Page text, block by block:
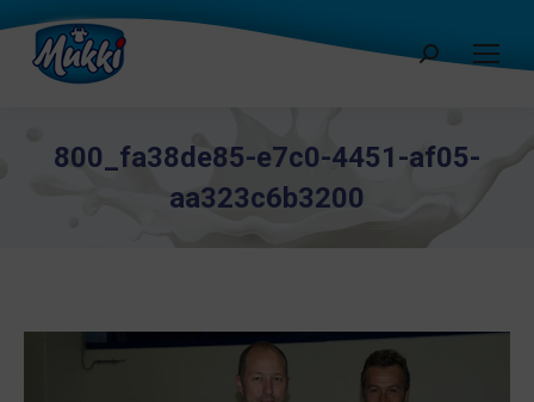
Cerca:
800_fa38de85-e7c0-4451-af05-
aa323c6b3200